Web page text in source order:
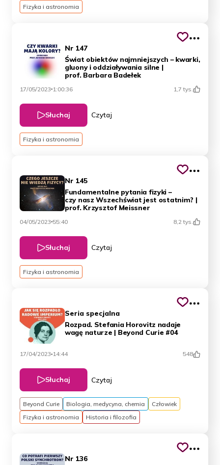
Fizyka i astronomia
Nr 147
Świat obiektów najmniejszych – kwarki,
gluony i oddziaływania silne |
prof. Barbara Badełek
17/05/2023 1:00:36 1,7 tys.
Słuchaj Czytaj
Fizyka i astronomia
Nr 145
Fundamentalne pytania fizyki –
czy nasz Wszechświat jest ostatnim? |
prof. Krzysztof Meissner
04/05/2023 55:40 8,2 tys.
Słuchaj Czytaj
Fizyka i astronomia
Seria specjalna
Rozpad. Stefania Horovitz nadaje
wagę naturze | Beyond Curie #04
17/04/2023 14:44 548
Słuchaj Czytaj
Beyond Curie Biologia, medycyna, chemia
Człowiek
Fizyka i astronomia
Historia i filozofia
Nr 136